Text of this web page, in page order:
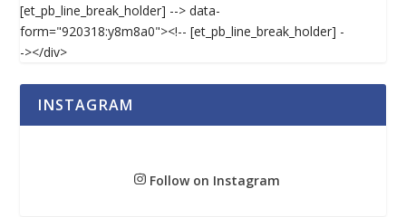
[et_pb_line_break_holder] --> data-
form="920318:y8m8a0"><!-- [et_pb_line_break_holder] -
-></div>
INSTAGRAM
Follow on Instagram